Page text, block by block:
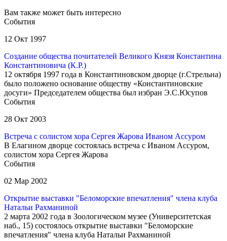
Вам также может быть интересно
События
12 Окт 1997
Создание общества почитателей Великого Князя Константина
Константиновича (К.Р.)
12 октября 1997 года в Константиновском дворце (г.Стрельна)
было положено основание обществу «Константиновские
досуги» Председателем общества был избран Э.С.Юсупов
События
28 Окт 2003
Встреча с солистом хора Сергея Жарова Иваном Ассуром
В Елагином дворце состоялась встреча с Иваном Ассуром,
солистом хора Сергея Жарова
События
02 Мар 2002
Открытие выставки "Беломорские впечатления" члена клуба
Натальи Рахманиной
2 марта 2002 года в Зоологическом музее (Университетская
наб., 15) состоялось открытие выставки "Беломорские
впечатления" члена клуба Натальи Рахманиной